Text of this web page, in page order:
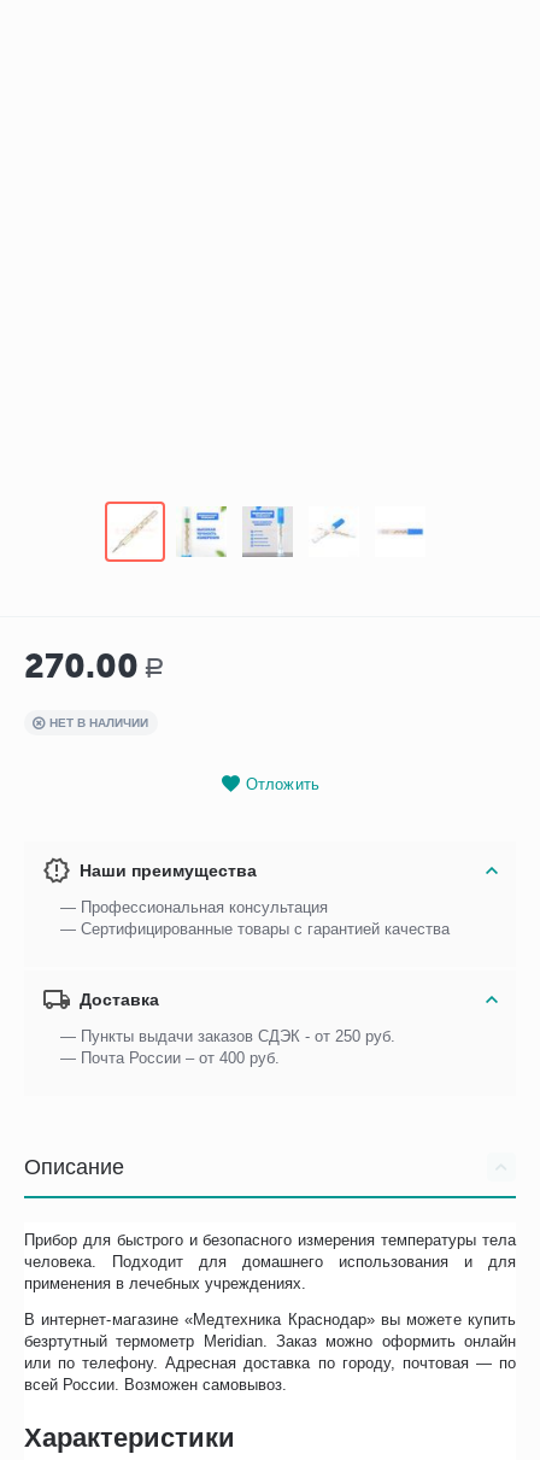
270.00 Р
НЕТ В НАЛИЧИИ
Отложить
Наши преимущества
— Профессиональная консультация
— Сертифицированные товары с гарантией качества
Доставка
— Пункты выдачи заказов СДЭК - от 250 руб.
— Почта России – от 400 руб.
Описание
Прибор для быстрого и безопасного измерения температуры тела
человека. Подходит для домашнего использования и для
применения в лечебных учреждениях.
В интернет-магазине «Медтехника Краснодар» вы можете купить
безртутный термометр Meridian. Заказ можно оформить онлайн
или по телефону. Адресная доставка по городу, почтовая — по
всей России. Возможен самовывоз.
Характеристики